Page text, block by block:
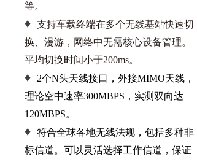
等。
♦ 支持车载终端在多个无线基站快速切
换、漫游，网络中无需核心设备管理。
平均切换时间小于200ms。
♦
2个N头天线接口，外接MIMO天线，
理论空中速率300MBPS，实测双向达
120MBPS。
♦ 符合全球各地无线法规，包括多种非
标信道。可以灵活选择工作信道，保证